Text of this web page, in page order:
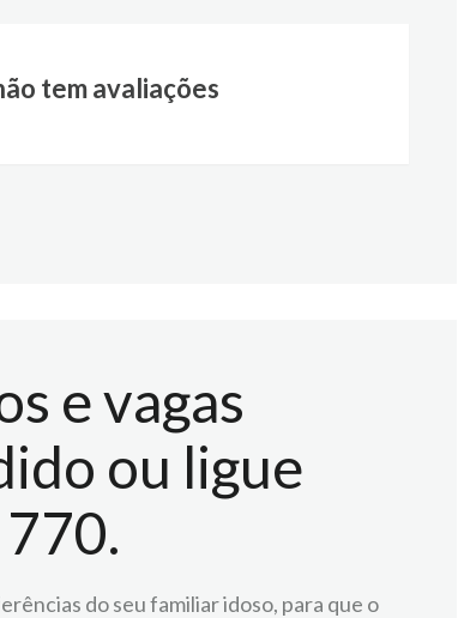
tem avaliações
e vagas
ou ligue
do seu familiar idoso, para que o